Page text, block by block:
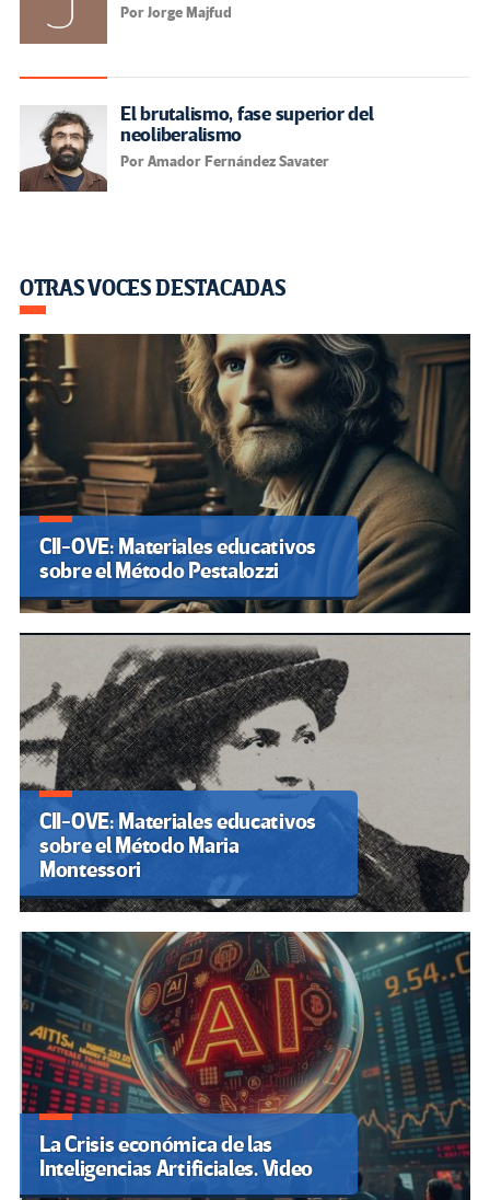
Por Jorge Majfud
El brutalismo, fase superior del
neoliberalismo
Por Amador Fernández Savater
OTRAS VOCES DESTACADAS
CII-OVE: Materiales educativos
sobre el Método Pestalozzi
CII-OVE: Materiales educativos
sobre el Método Maria
Montessori
La Crisis económica de las
Inteligencias Artificiales. Video